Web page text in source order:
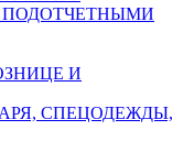
ПОДОТЧЕТНЫМИ
И
СПЕЦОДЕЖДЫ,